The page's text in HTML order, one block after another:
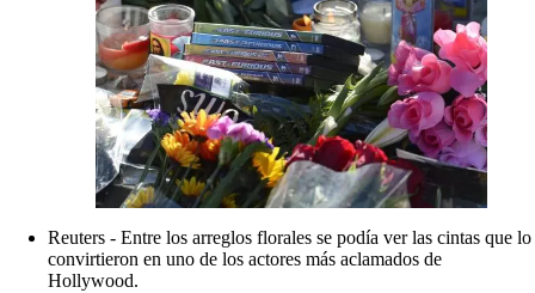
Reuters - Entre los arreglos florales se podía ver las cintas que lo
convirtieron en uno de los actores más aclamados de
Hollywood.